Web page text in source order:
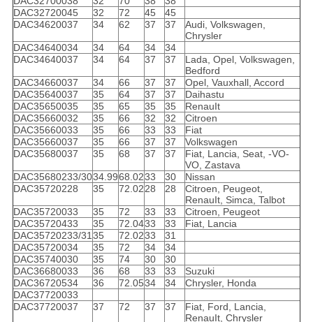
DAC32720045
32 72 45
45
DAC34620037
34 62 37 37
Audi, Volkswagen,
Chrysler
DAC34640034
34 64 34
34
DAC34640037
34 64 37 37
Lada, Opel, Volkswagen,
Bedford
DAC34660037
34 66 37 37
Opel, Vauxhall, Accord
DAC35640037
35 64 37 37
Daihastu
DAC35650035
35 65 35 35
RenauIt
DAC35660032
35 66 32 32
Citroen
DAC35660033
35 66 33 33
Fiat
DAC35660037
35 66 37 37
Volkswagen
DAC35680037
35 68 37 37
Fiat, Lancia, Seat, -VO-
VO, Zastava
DAC35680233/3034.9968.0233 30
Nissan
DAC35720228
35 72.0228 28
Citroen, Peugeot,
RenauIt, Simca, Talbot
DAC35720033
35 72 33 33
Citroen, Peugeot
DAC35720433
35 72.0433 33
Fiat, Lancia
DAC35720233/3135 72.0233
31
DAC35720034
35 72 34
34
DAC35740030
35 74 30
30
DAC36680033
36 68 33 33
Suzuki
DAC36720534
36 72.0534 34
Chrysler, Honda
DAC37720033
DAC37720037
37 72 37 37
Fiat, Ford, Lancia,
RenauIt, Chrysler